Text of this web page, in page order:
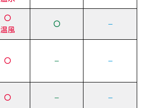
〇
温風
〇 –
〇 – –
〇 – –